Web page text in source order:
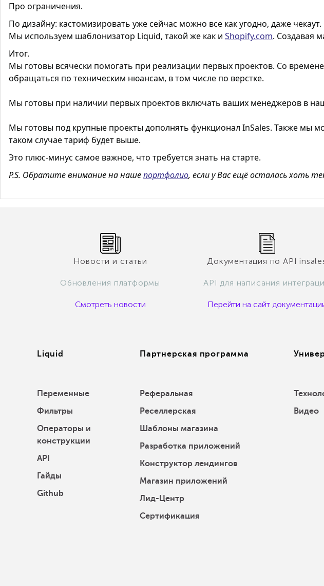
Про ограничения.
По дизайну: кастомизировать уже сейчас можно все как угодно, даже чекаут.
Мы используем шаблонизатор Liquid, такой же как и Shopify.com. Создавая
Итог.
Мы готовы всячески помогать при реализации первых проектов. Со
обращаться по техническим нюансам, в том числе по верстке.
Мы готовы при наличии первых проектов включать ваших менеджеров в
Мы готовы под крупные проекты дополнять функционал InSales. Также мы
таком случае тариф будет выше.
Это плюс-минус самое важное, что требуется знать на старте.
P.S. Обратите внимание на нашепортфолио, если у Вас ещё осталась хоть
Новости и статьи
Обновления платформы
Смотреть новости
Документация по API
API для написания
Перейти на сайт
Liquid
Переменные
Фильтры
Операторы и
конструкции
API
Гайды
Github
Партнерская программа
Реферальная
Реселлерская
Шаблоны магазина
Разработка приложений
Конструктор лендингов
Магазин приложений
Лид-Центр
Сертификация
Видео